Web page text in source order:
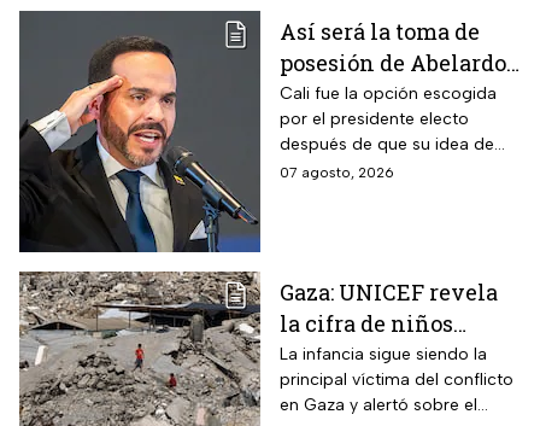
Así será la toma de
posesión de Abelardo
De La Espriella en
Cali, Colombia: fecha,
hora y dónde ver
Cali fue la opción escogida
por el presidente electo
después de que su idea de
hacerlo en una guarnición
07 agosto, 2026
Gaza: UNICEF revela
la cifra de niños
muertos tras alto al
fuego
La infancia sigue siendo la
principal víctima del conflicto
en Gaza y alertó sobre el